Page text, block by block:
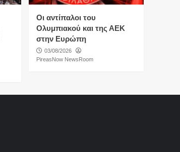
Οι αντίπαλοι του
Ολυμπιακού και της ΑΕΚ
στην Ευρώπη
03/08/2026
PireasNow NewsRoom